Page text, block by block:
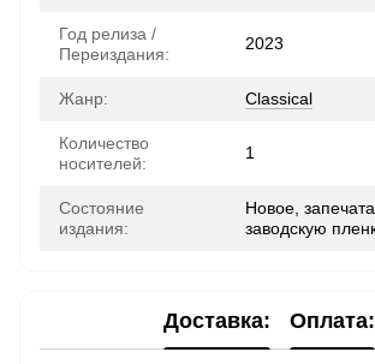
Год релиза /
Переиздания:
2023
Жанр: Classical
Количество
носителей:
1
Состояние
издания:
Новое,
заводскую
Доставка: Оплата: